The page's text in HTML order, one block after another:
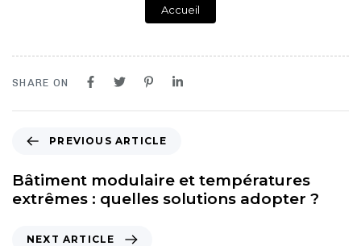
Accueil
SHARE ON
PREVIOUS ARTICLE
Bâtiment modulaire et températures
extrêmes : quelles solutions adopter ?
NEXT ARTICLE